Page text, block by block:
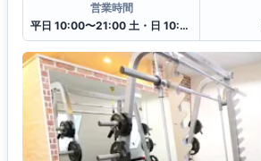
営業時間
平日 10:00〜21:00 土・日 10:00〜19:00